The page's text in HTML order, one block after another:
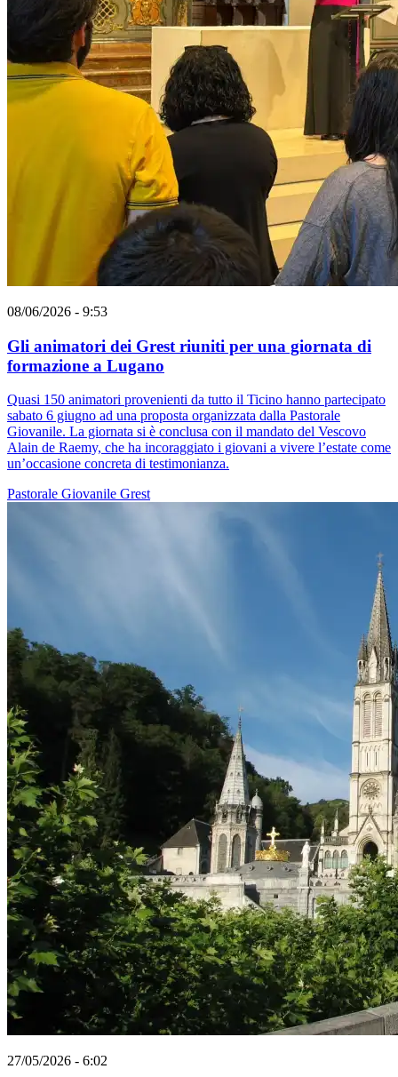
08/06/2026 - 9:53
Gli animatori dei Grest riuniti per una giornata di
formazione a Lugano
Quasi 150 animatori provenienti da tutto il Ticino hanno partecipato
sabato 6 giugno ad una proposta organizzata dalla Pastorale
Giovanile. La giornata si è conclusa con il mandato del Vescovo
Alain de Raemy, che ha incoraggiato i giovani a vivere l’estate come
un’occasione concreta di testimonianza.
Pastorale Giovanile Grest
27/05/2026 - 6:02